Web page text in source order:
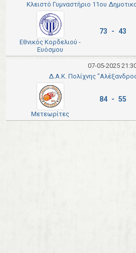
Κλειστό Γυμναστήριο 11ου
Εθνικός Κορδελιού -
Ευόσμου
73 - 43
07-05-2025
Δ.Α.Κ. Πολίχνης
Μετεωρίτες
84 - 55